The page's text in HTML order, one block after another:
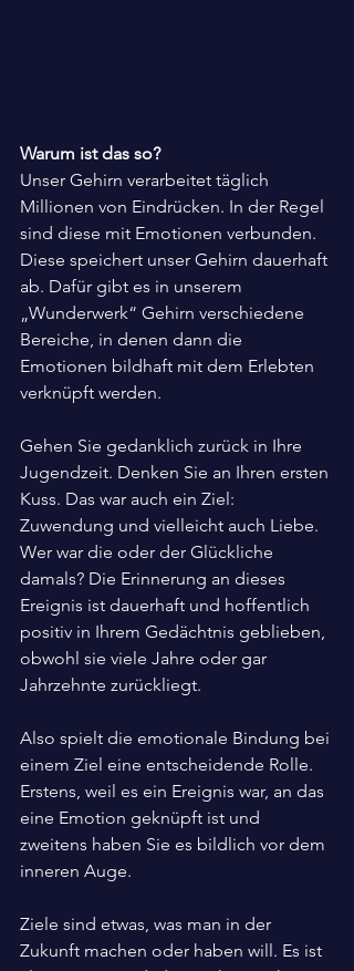
Warum ist das so?
Unser Gehirn verarbeitet täglich
Millionen von Eindrücken. In der Regel
sind diese mit Emotionen verbunden.
Diese speichert unser Gehirn dauerhaft
ab. Dafür gibt es in unserem
„Wunderwerk“ Gehirn verschiedene
Bereiche, in denen dann die
Emotionen bildhaft mit dem Erlebten
verknüpft werden.
Gehen Sie gedanklich zurück in Ihre
Jugendzeit. Denken Sie an Ihren ersten
Kuss. Das war auch ein Ziel:
Zuwendung und vielleicht auch Liebe.
Wer war die oder der Glückliche
damals? Die Erinnerung an dieses
Ereignis ist dauerhaft und hoffentlich
positiv in Ihrem Gedächtnis geblieben,
obwohl sie viele Jahre oder gar
Jahrzehnte zurückliegt.
Also spielt die emotionale Bindung bei
einem Ziel eine entscheidende Rolle.
Erstens, weil es ein Ereignis war, an das
eine Emotion geknüpft ist und
zweitens haben Sie es bildlich vor dem
inneren Auge.
Ziele sind etwas, was man in der
Zukunft machen oder haben will. Es ist